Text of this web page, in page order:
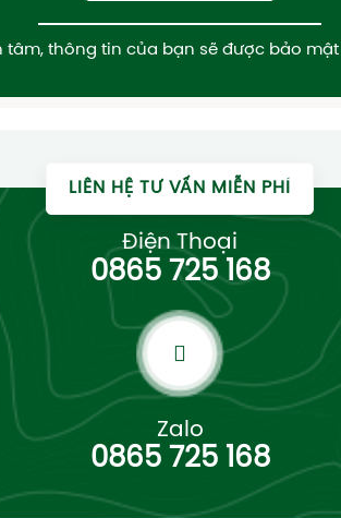
tâm, thông tin của bạn sẽ được bảo
LIÊN HỆ TƯ VẤN MIỄN PHÍ
Điện Thoại
0865 725 168
Zalo
0865 725 168